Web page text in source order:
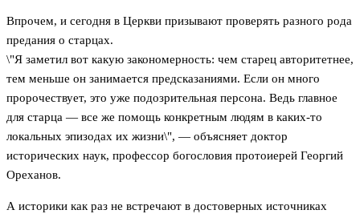
Впрочем, и сегодня в Церкви призывают проверять разного рода
предания о старцах.
\"Я заметил вот какую закономерность: чем старец авторитетнее,
тем меньше он занимается предсказаниями. Если он много
пророчествует, это уже подозрительная персона. Ведь главное
для старца — все же помощь конкретным людям в каких-то
локальных эпизодах их жизни\", — объясняет доктор
исторических наук, профессор богословия протоиерей Георгий
Ореханов.
А историки как раз не встречают в достоверных источниках